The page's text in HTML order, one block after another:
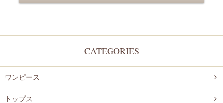
CATEGORIES
ワンピース
トップス